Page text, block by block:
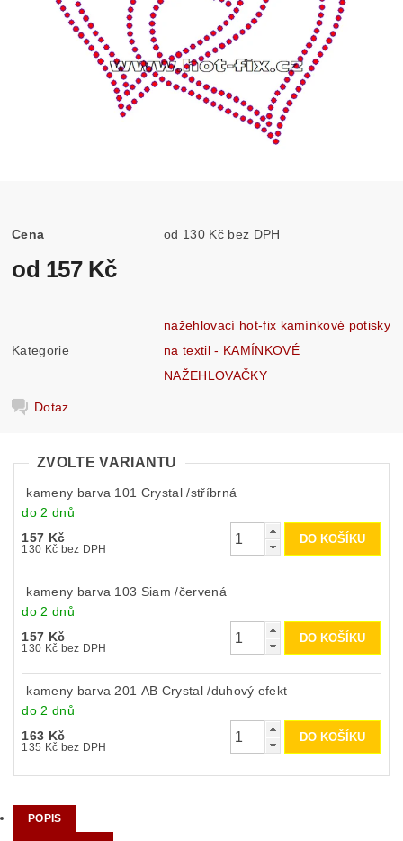
Cena od 130 Kč bez DPH
od 157 Kč
Kategorie
nažehlovací hot-fix kamínkové potisky
na textil - KAMÍNKOVÉ
NAŽEHLOVAČKY
Dotaz
ZVOLTE VARIANTU
kameny barva 101 Crystal /stříbrná
do 2 dnů
157 Kč
130 Kč bez DPH
kameny barva 103 Siam /červená
do 2 dnů
157 Kč
130 Kč bez DPH
kameny barva 201 AB Crystal /duhový efekt
do 2 dnů
163 Kč
135 Kč bez DPH
POPIS